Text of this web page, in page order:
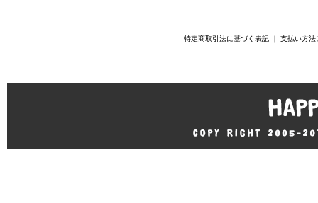
特定商取引法に基づく表記｜ 支払い方法